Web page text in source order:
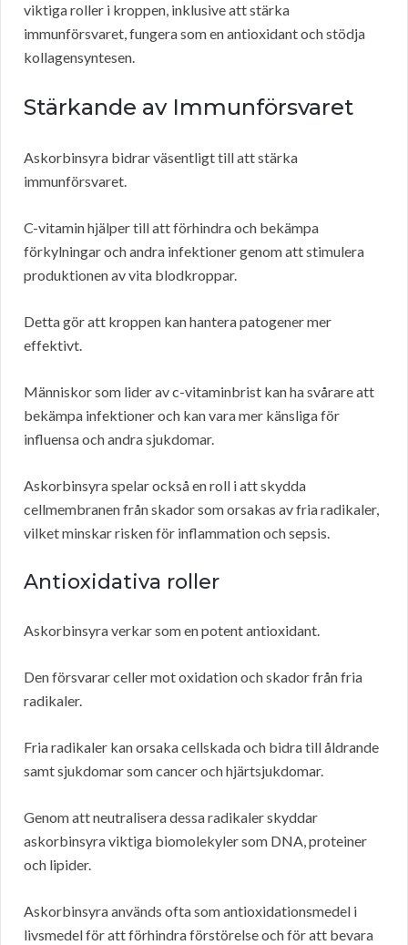
viktiga roller i kroppen, inklusive att stärka
immunförsvaret, fungera som en antioxidant och stödja
kollagensyntesen.
Stärkande av Immunförsvaret
Askorbinsyra bidrar väsentligt till att stärka
immunförsvaret.
C-vitamin hjälper till att förhindra och bekämpa
förkylningar och andra infektioner genom att stimulera
produktionen av vita blodkroppar.
Detta gör att kroppen kan hantera patogener mer
effektivt.
Människor som lider av c-vitaminbrist kan ha svårare att
bekämpa infektioner och kan vara mer känsliga för
influensa och andra sjukdomar.
Askorbinsyra spelar också en roll i att skydda
cellmembranen från skador som orsakas av fria radikaler,
vilket minskar risken för inflammation och sepsis.
Antioxidativa roller
Askorbinsyra verkar som en potent antioxidant.
Den försvarar celler mot oxidation och skador från fria
radikaler.
Fria radikaler kan orsaka cellskada och bidra till åldrande
samt sjukdomar som cancer och hjärtsjukdomar.
Genom att neutralisera dessa radikaler skyddar
askorbinsyra viktiga biomolekyler som DNA, proteiner
och lipider.
Askorbinsyra används ofta som antioxidationsmedel i
livsmedel för att förhindra förstörelse och för att bevara